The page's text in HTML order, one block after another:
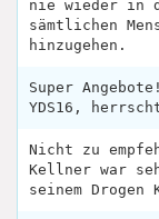
nie wieder in
sämtlichen
hinzugehen.
Super
YDS16,
Nicht zu
Kellner war
seinem Drogen